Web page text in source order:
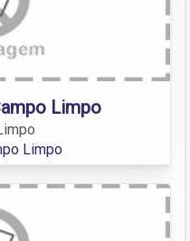
Limpo
Limpo